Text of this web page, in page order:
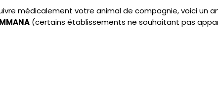
médicalement votre animal de compagnie, voici un
(certains établissements ne souhaitant pas